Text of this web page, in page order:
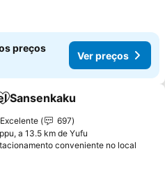
preços
Ver preços
Adicionar aos favoritos
Sansenkaku
Excelente
697
a 13.5 km de Yufu
conveniente no local